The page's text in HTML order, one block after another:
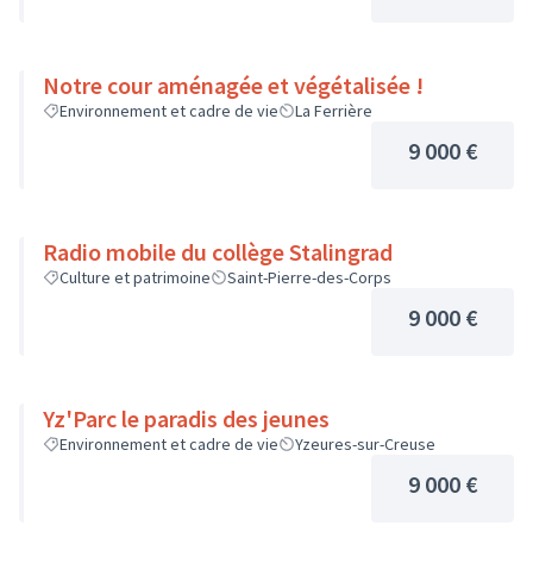
Notre cour aménagée et végétalisée !
Environnement et cadre de vie La Ferrière
9 000 €
Radio mobile du collège Stalingrad
Culture et patrimoine Saint-Pierre-des-Corps
9 000 €
Yz'Parc le paradis des jeunes
Environnement et cadre de vie Yzeures-sur-Creuse
9 000 €